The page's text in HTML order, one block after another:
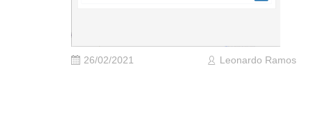
26/02/2021 Leonardo Ramos